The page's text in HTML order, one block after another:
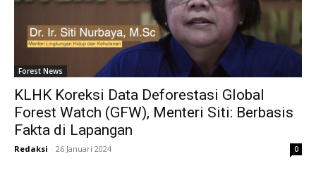
Forest News
KLHK Koreksi Data Deforestasi Global
Forest Watch (GFW), Menteri Siti: Berbasis
Fakta di Lapangan
Redaksi - 26 Januari 2024 0